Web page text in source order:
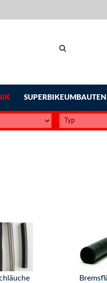
SUPERBIKEUMBAUTEN